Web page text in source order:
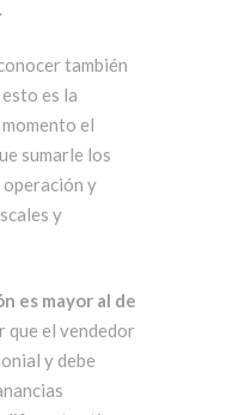
también
esto es la
el
sumarle los
y
y
es mayor al de
que el vendedor
y debe